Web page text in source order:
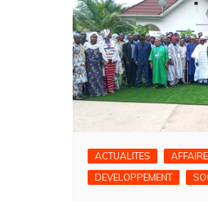
ACTUALITES
DEVELOPPEMENT